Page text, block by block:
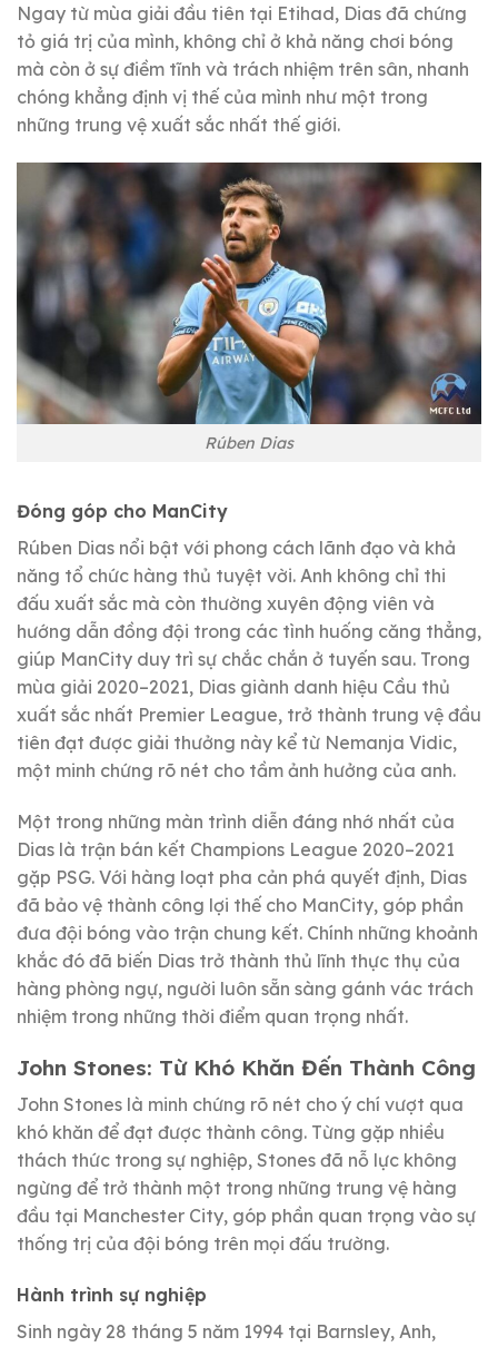
Ngay từ mùa giải đầu tiên tại Etihad, Dias đã chứng
tỏ giá trị của mình, không chỉ ở khả năng chơi bóng
mà còn ở sự điềm tĩnh và trách nhiệm trên sân, nhanh
chóng khẳng định vị thế của mình như một trong
những trung vệ xuất sắc nhất thế giới.
Rúben Dias
Đóng góp cho ManCity
Rúben Dias nổi bật với phong cách lãnh đạo và khả
năng tổ chức hàng thủ tuyệt vời. Anh không chỉ thi
đấu xuất sắc mà còn thường xuyên động viên và
hướng dẫn đồng đội trong các tình huống căng thẳng,
giúp ManCity duy trì sự chắc chắn ở tuyến sau. Trong
mùa giải 2020–2021, Dias giành danh hiệu Cầu thủ
xuất sắc nhất Premier League, trở thành trung vệ đầu
tiên đạt được giải thưởng này kể từ Nemanja Vidic,
một minh chứng rõ nét cho tầm ảnh hưởng của anh.
Một trong những màn trình diễn đáng nhớ nhất của
Dias là trận bán kết Champions League 2020–2021
gặp PSG. Với hàng loạt pha cản phá quyết định, Dias
đã bảo vệ thành công lợi thế cho ManCity, góp phần
đưa đội bóng vào trận chung kết. Chính những khoảnh
khắc đó đã biến Dias trở thành thủ lĩnh thực thụ của
hàng phòng ngự, người luôn sẵn sàng gánh vác trách
nhiệm trong những thời điểm quan trọng nhất.
John Stones: Từ Khó Khăn Đến Thành Công
John Stones là minh chứng rõ nét cho ý chí vượt qua
khó khăn để đạt được thành công. Từng gặp nhiều
thách thức trong sự nghiệp, Stones đã nỗ lực không
ngừng để trở thành một trong những trung vệ hàng
đầu tại Manchester City, góp phần quan trọng vào sự
thống trị của đội bóng trên mọi đấu trường.
Hành trình sự nghiệp
Sinh ngày 28 tháng 5 năm 1994 tại Barnsley, Anh,